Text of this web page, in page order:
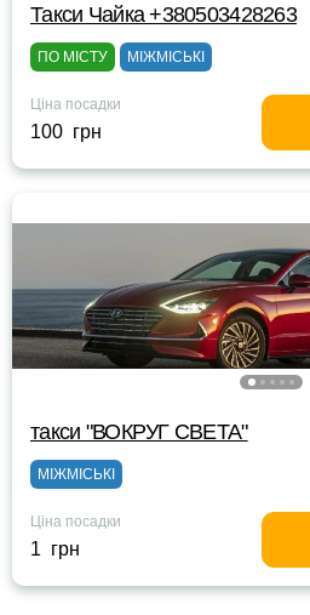
Такси Чайка +380503428263
ПО МІСТУ МІЖМІСЬКІ
Ціна посадки
100 грн
такси "ВОКРУГ СВЕТА"
МІЖМІСЬКІ
Ціна посадки
1 грн